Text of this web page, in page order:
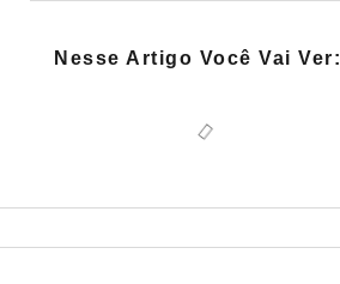
Nesse Artigo Você Vai Ver: